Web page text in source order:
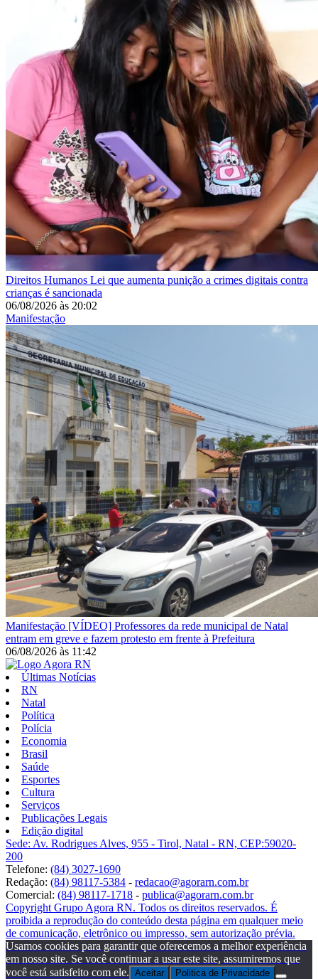
Direitos Humanos Lei que aumenta punição a crimes digitais contra
crianças é sancionada
06/08/2026 às 20:02
Manifestação
Manifestação [VÍDEO] Professores da rede municipal de Natal
entram em greve e fazem protesto em frente à Prefeitura
06/08/2026 às 11:42
Últimas Notícias
RN
Natal
Política
Polícia
Economia
Brasil
Saúde
Esportes
Cultura
Serviços
Publicações Legais
Edição digital
Sede: Av. Rodrigues Alves, 955 - Tirol, Natal - RN, CEP:59020-
200
Telefone: (84) 3027-1690
Redação: (84) 98117-5384 - redacao@agorarn.com.br
Comercial: (84) 98117-1718 - publica@agorarn.com.br
Copyright Grupo Agora RN. Todos os direitos reservados. É
proibida a reprodução do conteúdo desta página em qualquer meio
de comunicação, eletrônico ou impresso, sem autorização prévia.
Usamos cookies para garantir que oferecemos a melhor experiência
em nosso site. Se você continuar a usar este site, assumiremos que
você está satisfeito com ele. Aceitar Politica de Privacidade